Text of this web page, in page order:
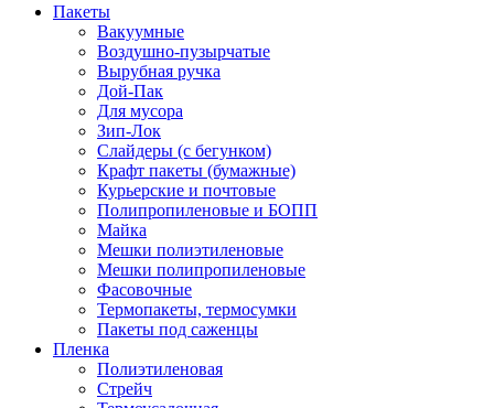
Пакеты
Вакуумные
Воздушно-пузырчатые
Вырубная ручка
Дой-Пак
Для мусора
Зип-Лок
Слайдеры (с бегунком)
Крафт пакеты (бумажные)
Курьерские и почтовые
Полипропиленовые и БОПП
Майка
Мешки полиэтиленовые
Мешки полипропиленовые
Фасовочные
Термопакеты, термосумки
Пакеты под саженцы
Пленка
Полиэтиленовая
Стрейч